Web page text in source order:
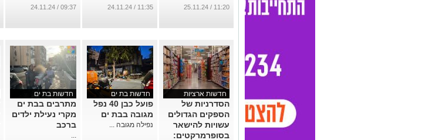
במסגרת
...
11:20 / 25.11.24
11:35 / 24.11.24
ונרצח בידי
בשם איראן
09:37 / 24.11.24
חדשות ארציות
הסדרניות של
הספקים הגדולים
עשויות להישאר
בסופרמרקטים:
חדשות בת ים
פועל כבן 40 נפל
מגובה בבת ים
נפילה מגובה ...
חדשות בת ים
מתרבים בבת ים
מקרי נעילת ילדים
ברכב
...